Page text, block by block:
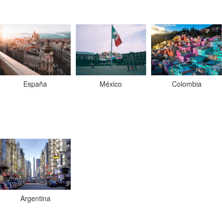
España México Colombia
Argentina